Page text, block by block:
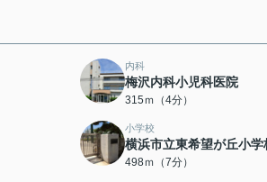
内科
梅沢内科小児科医院
315ｍ（4分）
小学校
横浜市立東希望が丘小学
498ｍ（7分）